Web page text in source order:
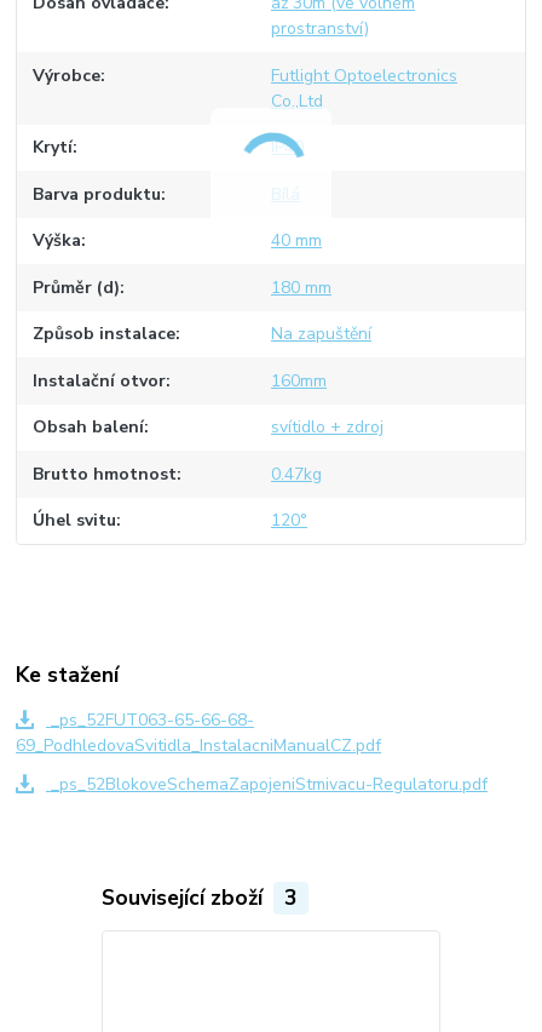
prostranství)
Výrobce
Futlight Optoelectronics
Co.,Ltd
Krytí IP40
Barva produktu Bílá
Výška 40 mm
Průměr (d) 180 mm
Způsob instalace Na zapuštění
Instalační otvor 160mm
Obsah balení svítidlo + zdroj
Brutto hmotnost 0.47kg
Úhel svitu 120°
Ke stažení
_ps_52FUT063-65-66-68-
69_PodhledovaSvitidla_InstalacniManualCZ.pdf
_ps_52BlokoveSchemaZapojeniStmivacu-Regulatoru.pdf
Související zboží 3